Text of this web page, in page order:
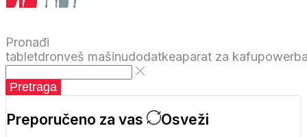
Pronađi
tabletdronveš mašinudodatkeaparat za kafu
Pretraga
Preporučeno za vas Osveži